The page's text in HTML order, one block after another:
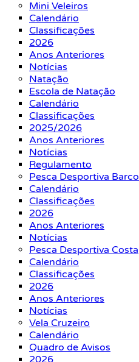
Mini Veleiros
Calendário
Classificações
2026
Anos Anteriores
Notícias
Natação
Escola de Natação
Calendário
Classificações
2025/2026
Anos Anteriores
Notícias
Regulamento
Pesca Desportiva Barco
Calendário
Classificações
2026
Anos Anteriores
Notícias
Pesca Desportiva Costa
Calendário
Classificações
2026
Anos Anteriores
Notícias
Vela Cruzeiro
Calendário
Quadro de Avisos
2026